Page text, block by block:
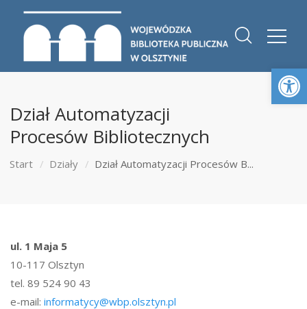
Dział Automatyzacji
Procesów Bibliotecznych
Start Działy Dział Automatyzacji Procesów B...
ul. 1 Maja 5
10-117 Olsztyn
tel. 89 524 90 43
e-mail: informatycy@wbp.olsztyn.pl